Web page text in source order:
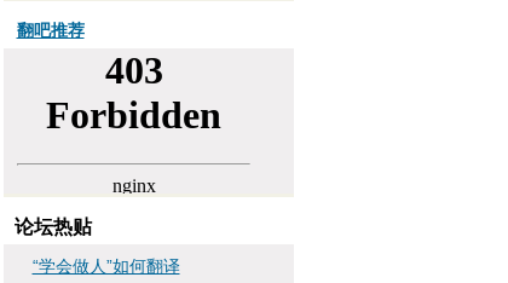
翻吧推荐
论坛热贴
“学会做人”如何翻译